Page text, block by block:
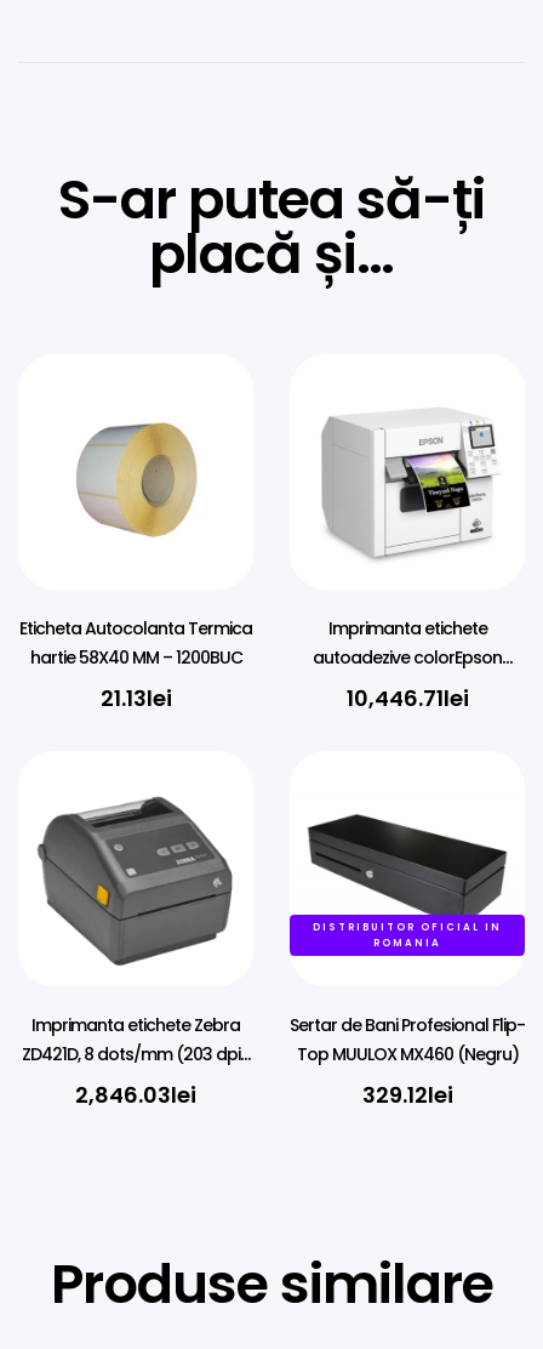
S-ar putea să-ți
placă și…
Eticheta Autocolanta Termica
hartie 58X40 MM – 1200BUC
21.13lei
Imprimanta etichete
autoadezive colorEpson
ColorWorks C4000, Black Ink,
cutter, ZPLII, USB, Ethernet
10,446.71lei
Imprimanta etichete Zebra
ZD421D, 8 dots/mm (203 dpi),
RTC, USB, USB Host, BT (BLE),
Ethernet, USB
2,846.03lei
DISTRIBUITOR OFICIAL IN
ROMANIA
Sertar de Bani Profesional Flip-
Top MUULOX MX460 (Negru)
329.12lei
Produse similare